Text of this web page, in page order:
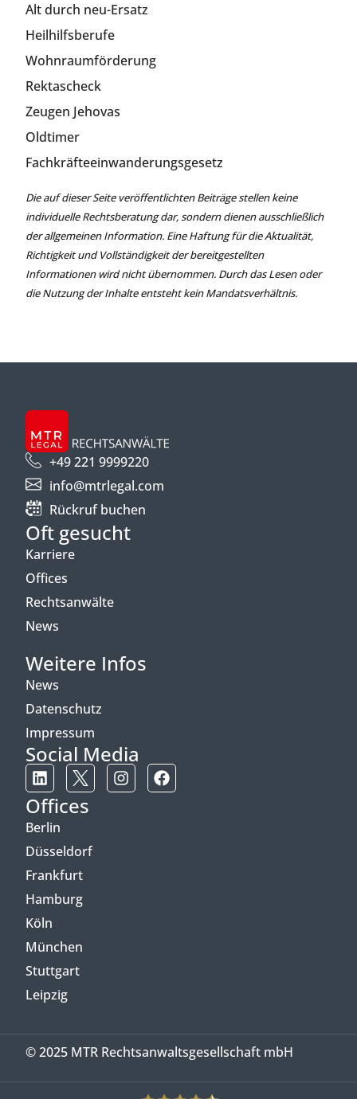
Alt durch neu-Ersatz
Heilhilfsberufe
Wohnraumförderung
Rektascheck
Zeugen Jehovas
Oldtimer
Fachkräfteeinwanderungsgesetz
Die auf dieser Seite veröffentlichten Beiträge stellen keine
individuelle Rechtsberatung dar, sondern dienen ausschließlich
der allgemeinen Information. Eine Haftung für die Aktualität,
Richtigkeit und Vollständigkeit der bereitgestellten
Informationen wird nicht übernommen. Durch das Lesen oder
die Nutzung der Inhalte entsteht kein Mandatsverhältnis.
+49 221 9999220
info@mtrlegal.com
Rückruf buchen
Oft gesucht
Karriere
Offices
Rechtsanwälte
News
Weitere Infos
News
Datenschutz
Impressum
Social Media
Offices
Berlin
Düsseldorf
Frankfurt
Hamburg
Köln
München
Stuttgart
Leipzig
© 2025 MTR Rechtsanwaltsgesellschaft mbH